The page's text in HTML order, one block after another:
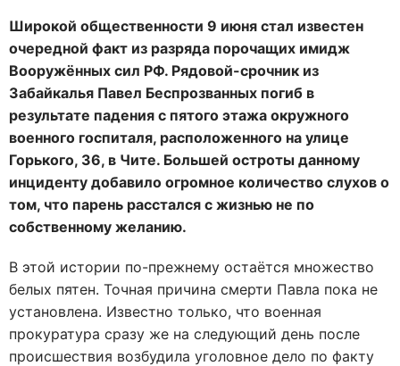
Широкой общественности 9 июня стал известен
очередной факт из разряда порочащих имидж
Вооружённых сил РФ. Рядовой-срочник из
Забайкалья Павел Беспрозванных погиб в
результате падения с пятого этажа окружного
военного госпиталя, расположенного на улице
Горького, 36, в Чите. Большей остроты данному
инциденту добавило огромное количество слухов о
том, что парень расстался с жизнью не по
собственному желанию.
В этой истории по-прежнему остаётся множество
белых пятен. Точная причина смерти Павла пока не
установлена. Известно только, что военная
прокуратура сразу же на следующий день после
происшествия возбудила уголовное дело по факту